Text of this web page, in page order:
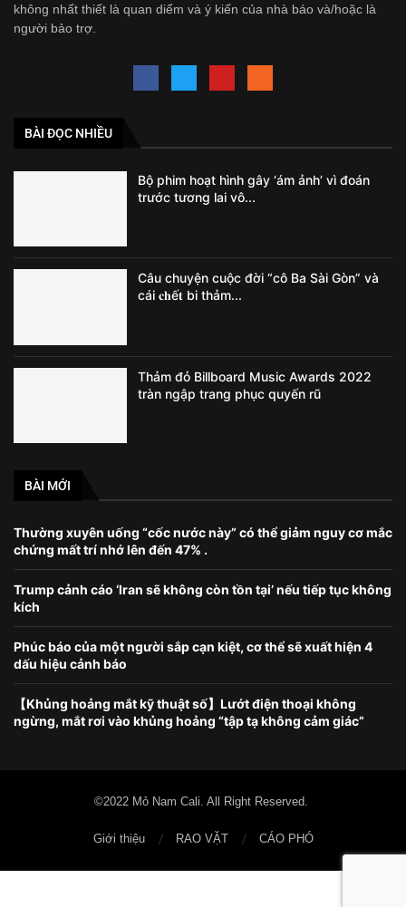
không nhất thiết là quan diểm và ý kiến của nhà báo và/hoặc là
người bảo trợ.
BÀI ĐỌC NHIỀU
Bộ phim hoạt hình gây ‘ám ảnh’ vì đoán
trước tương lai vô...
Câu chuyện cuộc đời “cô Ba Sài Gòn” và
cái 𝐜𝐡ế𝐭 bi thảm...
Thảm đỏ Billboard Music Awards 2022
tràn ngập trang phục quyến rũ
BÀI MỚI
Thường xuyên uống “cốc nước này” có thể giảm nguy cơ mắc
chứng mất trí nhớ lên đến 47% .
Trump cảnh cáo ‘Iran sẽ không còn tồn tại’ nếu tiếp tục không
kích
Phúc báo của một người sắp cạn kiệt, cơ thể sẽ xuất hiện 4
dấu hiệu cảnh báo
【Khủng hoảng mắt kỹ thuật số】Lướt điện thoại không
ngừng, mắt rơi vào khủng hoảng “tập tạ không cảm giác”
©2022 Mỏ Nam Cali. All Right Reserved.
Giới thiệu RAO VẶT CÁO PHÓ